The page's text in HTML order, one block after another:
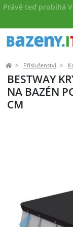
Právě teď probíhá
Příslušenství
BESTWAY
NA BAZÉN
CM